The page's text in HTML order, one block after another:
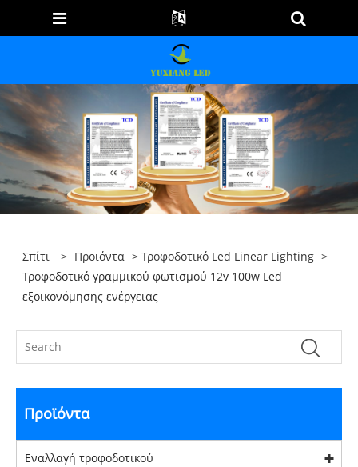
Σπίτι > Προϊόντα >Τροφοδοτικό Led Linear Lighting >
Τροφοδοτικό γραμμικού φωτισμού 12v 100w Led
εξοικονόμησης ενέργειας
Προϊόντα
Εναλλαγή τροφοδοτικού